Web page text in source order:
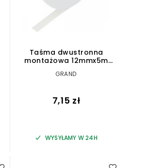
Taśma dwustronna
montażowa 12mmx5m
GRAND
7,15 zł
WYSYŁAMY W 24H